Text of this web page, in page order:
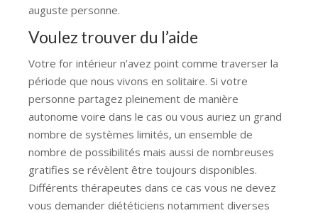
auguste personne.
Voulez trouver du l’aide
Votre for intérieur n’avez point comme traverser la
période que nous vivons en solitaire. Si votre
personne partagez pleinement de manière
autonome voire dans le cas ou vous auriez un grand
nombre de systèmes limités, un ensemble de
nombre de possibilités mais aussi de nombreuses
gratifies se révèlent être toujours disponibles.
Différents thérapeutes dans ce cas vous ne devez
vous demander diététiciens notamment diverses